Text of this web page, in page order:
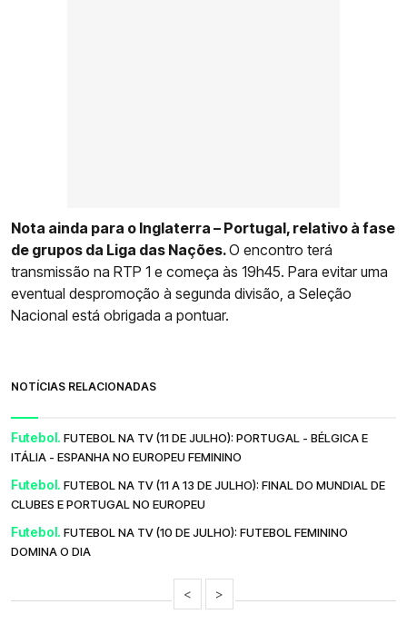
Nota ainda para o Inglaterra – Portugal, relativo à fase
de grupos da Liga das Nações.O encontro terá
transmissão na RTP 1 e começa às 19h45. Para evitar uma
eventual despromoção à segunda divisão, a Seleção
Nacional está obrigada a pontuar.
NOTÍCIAS RELACIONADAS
Futebol. FUTEBOL NA TV (11 DE JULHO): PORTUGAL - BÉLGICA E
ITÁLIA - ESPANHA NO EUROPEU FEMININO
Futebol. FUTEBOL NA TV (11 A 13 DE JULHO): FINAL DO MUNDIAL DE
CLUBES E PORTUGAL NO EUROPEU
Futebol. FUTEBOL NA TV (10 DE JULHO): FUTEBOL FEMININO
DOMINA O DIA
< >